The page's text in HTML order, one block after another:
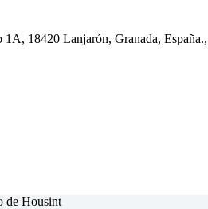
18420 Lanjarón, Granada, España.,
de Housint